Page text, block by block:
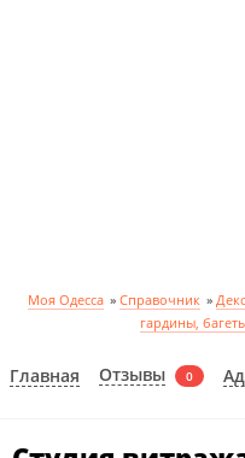
Моя Одесса » Справочник »
гардины,
Главная Отзывы 0